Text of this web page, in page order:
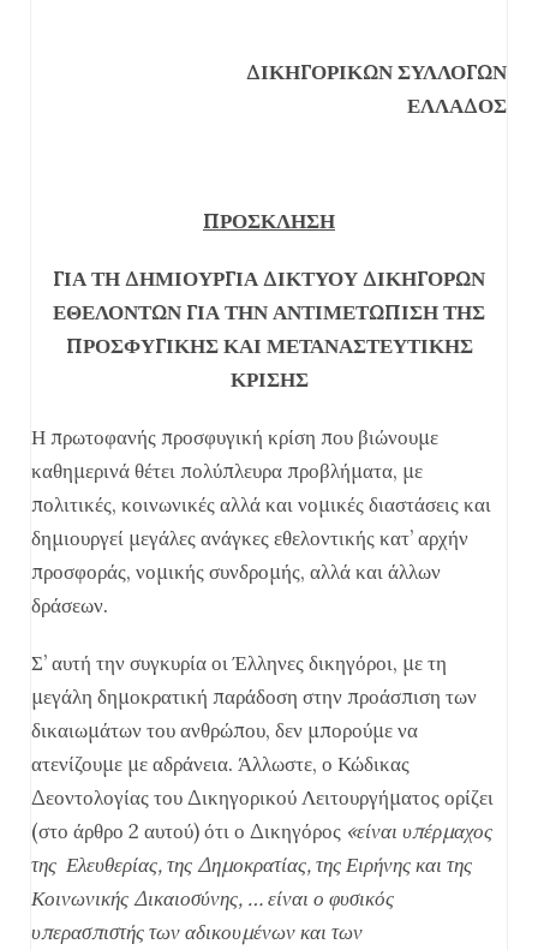
ΔΙΚΗΓΟΡΙΚΩΝ ΣΥΛΛΟΓΩΝ
ΕΛΛΑΔΟΣ
ΠΡΟΣΚΛΗΣΗ
ΓΙΑ ΤΗ ΔΗΜΙΟΥΡΓΙΑ ΔΙΚΤΥΟΥ ΔΙΚΗΓΟΡΩΝ
ΕΘΕΛΟΝΤΩΝ ΓΙΑ ΤΗΝ ΑΝΤΙΜΕΤΩΠΙΣΗ ΤΗΣ
ΠΡΟΣΦΥΓΙΚΗΣ ΚΑΙ ΜΕΤΑΝΑΣΤΕΥΤΙΚΗΣ
ΚΡΙΣΗΣ
Η πρωτοφανής προσφυγική κρίση που βιώνουμε
καθημερινά θέτει πολύπλευρα προβλήματα, με
πολιτικές, κοινωνικές αλλά και νομικές διαστάσεις και
δημιουργεί μεγάλες ανάγκες εθελοντικής κατ’ αρχήν
προσφοράς, νομικής συνδρομής, αλλά και άλλων
δράσεων.
Σ’ αυτή την συγκυρία οι Έλληνες δικηγόροι, με τη
μεγάλη δημοκρατική παράδοση στην προάσπιση των
δικαιωμάτων του ανθρώπου, δεν μπορούμε να
ατενίζουμε με αδράνεια. Άλλωστε, ο Κώδικας
Δεοντολογίας του Δικηγορικού Λειτουργήματος ορίζει
(στο άρθρο 2 αυτού) ότι ο Δικηγόρος «είναι υπέρμαχος
της Ελευθερίας, της Δημοκρατίας, της Ειρήνης και της
Κοινωνικής Δικαιοσύνης, … είναι ο φυσικός
υπερασπιστής των αδικουμένων και των